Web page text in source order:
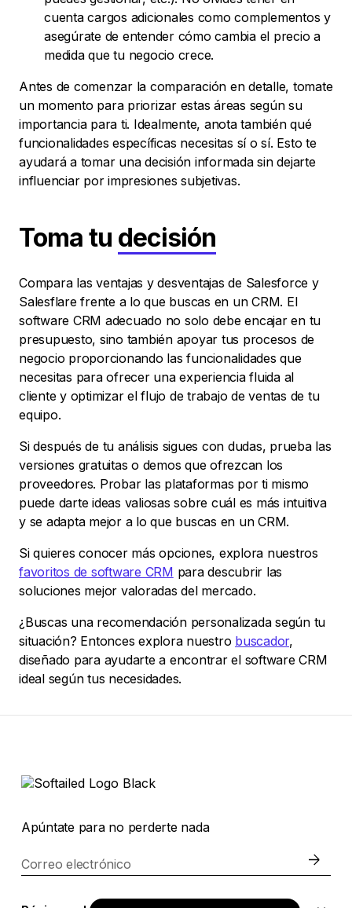
cuenta cargos adicionales como complementos y
asegúrate de entender cómo cambia el precio a
medida que tu negocio crece.
Antes de comenzar la comparación en detalle, tomate
un momento para priorizar estas áreas según su
importancia para ti. Idealmente, anota también qué
funcionalidades específicas necesitas sí o sí. Esto te
ayudará a tomar una decisión informada sin dejarte
influenciar por impresiones subjetivas.
Toma tu decisión
Compara las ventajas y desventajas de Salesforce y
Salesflare frente a lo que buscas en un CRM. El
software CRM adecuado no solo debe encajar en tu
presupuesto, sino también apoyar tus procesos de
negocio proporcionando las funcionalidades que
necesitas para ofrecer una experiencia fluida al
cliente y optimizar el flujo de trabajo de ventas de tu
equipo.
Si después de tu análisis sigues con dudas, prueba las
versiones gratuitas o demos que ofrezcan los
proveedores. Probar las plataformas por ti mismo
puede darte ideas valiosas sobre cuál es más intuitiva
y se adapta mejor a lo que buscas en un CRM.
Si quieres conocer más opciones, explora nuestros
favoritos de software CRM para descubrir las
soluciones mejor valoradas del mercado.
¿Buscas una recomendación personalizada según tu
situación? Entonces explora nuestro buscador,
diseñado para ayudarte a encontrar el software CRM
ideal según tus necesidades.
Apúntate para no perderte nada
Correo electrónico